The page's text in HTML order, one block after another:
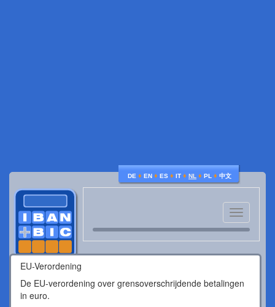
DE ♦ EN ♦ ES ♦ IT ♦ NL ♦ PL ♦ 中文
Toggle
navigation
EU-Verordening
De EU-verordening over grensoverschrijdende betalingen
in euro.